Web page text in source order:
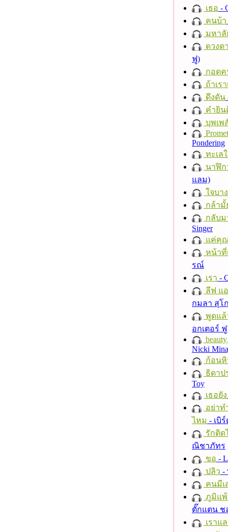
เธอ -
คนบ้า
มหาลั
ดวงด
ฟู)
กอดค
ถ้าเร
ดึงดัน
คำยิน
บุพเพ
Pondering
ทะเล
นาฬิก
แลม)
ใจบาง
กล้ามั้
กลับม
Singer
แค่คุ
หน้าที่
รณ์
เรา -
ลีฟ แอ
กมลา สุโ
พูดแล้
อกเตอร์
Nicki
ก้อน
ธิดาป
Toy
เธอยัง
อย่าท
ไหม - เบิ
รักติด
ณิชาภัทร
ขอ -
ปลิว -
คนมีเ
ภูมิแพ้
ตั๊กแตน ช
เราแ